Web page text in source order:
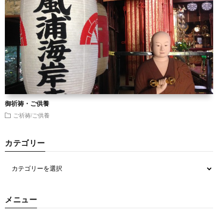
御祈祷・ご供養
ご祈祷/ご供養
カテゴリー
メニュー